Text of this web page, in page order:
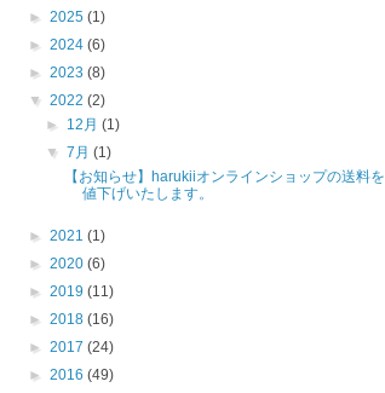
► 2025 (1)
► 2024 (6)
► 2023 (8)
▼ 2022 (2)
► 12月(1)
▼7月(1)
【お知らせ】harukiiオンラインショップの送料を
値下げいたします。
► 2021 (1)
► 2020 (6)
► 2019 (11)
► 2018 (16)
► 2017 (24)
► 2016 (49)